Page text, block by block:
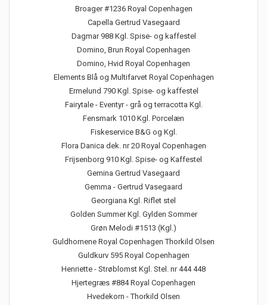
Broager #1236 Royal Copenhagen
Capella Gertrud Vasegaard
Dagmar 988 Kgl. Spise- og kaffestel
Domino, Brun Royal Copenhagen
Domino, Hvid Royal Copenhagen
Elements Blå og Multifarvet Royal Copenhagen
Ermelund 790 Kgl. Spise- og kaffestel
Fairytale - Eventyr - grå og terracotta Kgl.
Fensmark 1010 Kgl. Porcelæn
Fiskeservice B&G og Kgl.
Flora Danica dek. nr 20 Royal Copenhagen
Frijsenborg 910 Kgl. Spise- og Kaffestel
Gemina Gertrud Vasegaard
Gemma - Gertrud Vasegaard
Georgiana Kgl. Riflet stel
Golden Summer Kgl. Gylden Sommer
Grøn Melodi #1513 (Kgl.)
Guldhornene Royal Copenhagen Thorkild Olsen
Guldkurv 595 Royal Copenhagen
Henriette - Strøblomst Kgl. Stel. nr 444 448
Hjertegræs #884 Royal Copenhagen
Hvedekorn - Thorkild Olsen